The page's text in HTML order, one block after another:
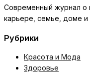
Современный журнал о
карьере, семье, доме и
Рубрики
Красота и Мода
Здоровье